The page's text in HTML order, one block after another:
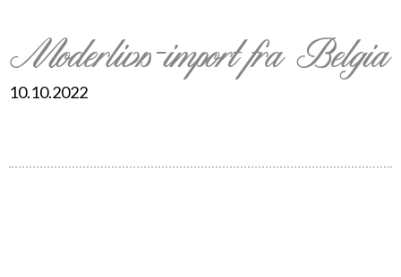
Moderlivs-import fra Belgia
10.10.2022